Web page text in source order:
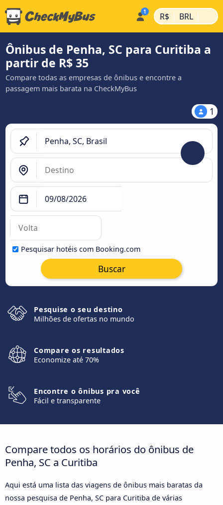
R$ | BRL |
Ônibus de Penha, SC para Curitiba a
partir de R$ 35
Compare todas as empresas de ônibus e encontre a
passagem mais barata na CheckMyBus
1
Pesquisar hotéis com Booking.com
Buscar
Pesquise o seu destino
Milhões de ofertas no mundo
Compare os resultados
Economize até 70%
Encontre o ônibus pra você
Fácil e transparente
Compare todos os horários do ônibus de
Penha, SC a Curitiba
Aqui está uma lista das viagens de ônibus mais baratas da
nossa pesquisa de Penha, SC para Curitiba de várias